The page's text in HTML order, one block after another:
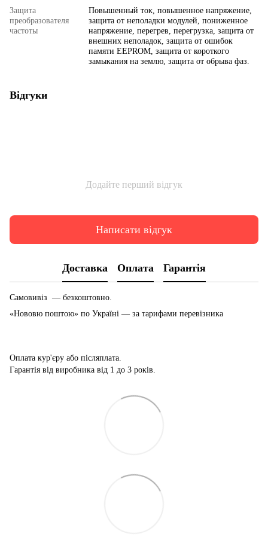
Защита
преобразователя
частоты
Повышенный ток, повышенное напряжение,
защита от неполадки модулей, пониженное
напряжение, перегрев, перегрузка, защита от
внешних неполадок, защита от ошибок
памяти EEPROM, защита от короткого
замыкания на землю, защита от обрыва фаз.
Відгуки
Додайте перший відгук
Написати відгук
Доставка Оплата Гарантія
Самовивіз — безкоштовно.
«Нововю поштою» по Україні — за тарифами перевізника
Оплата кур'єру або післяплата.
Гарантія від виробника від 1 до 3 років.